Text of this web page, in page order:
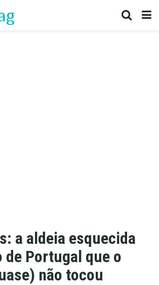
a aldeia esquecida
de Portugal que o
não tocou